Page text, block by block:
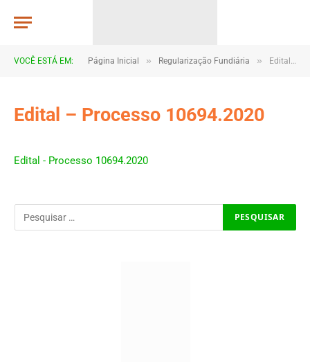
VOCÊ ESTÁ EM: Página Inicial » Regularização Fundiária » Edital – Processo 10694.2020
Edital – Processo 10694.2020
Edital - Processo 10694.2020